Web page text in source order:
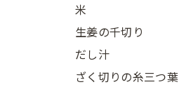
米
生姜の千切り
だし汁
ざく切りの糸三つ葉